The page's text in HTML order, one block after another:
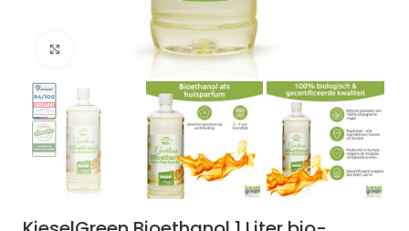
Klik om te vergroten